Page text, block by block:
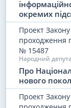
Пенсії,
Галузі
Митниця та
Міжнародні
Безпека
окремих
Проект
проходження
№ 15487
Народний
Про
нового
Проект